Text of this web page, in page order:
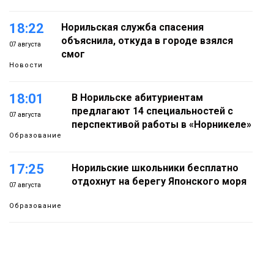
18:22
07 августа
Новости
Норильская служба спасения
объяснила, откуда в городе взялся
смог
18:01
07 августа
Образование
В Норильске абитуриентам
предлагают 14 специальностей с
перспективой работы в «Норникеле»
17:25
07 августа
Образование
Норильские школьники бесплатно
отдохнут на берегу Японского моря